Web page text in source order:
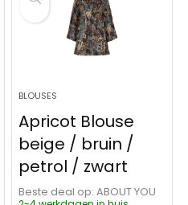
BLOUSES
Apricot Blouse
beige / bruin /
petrol / zwart
Beste deal op:
ABOUT YOU